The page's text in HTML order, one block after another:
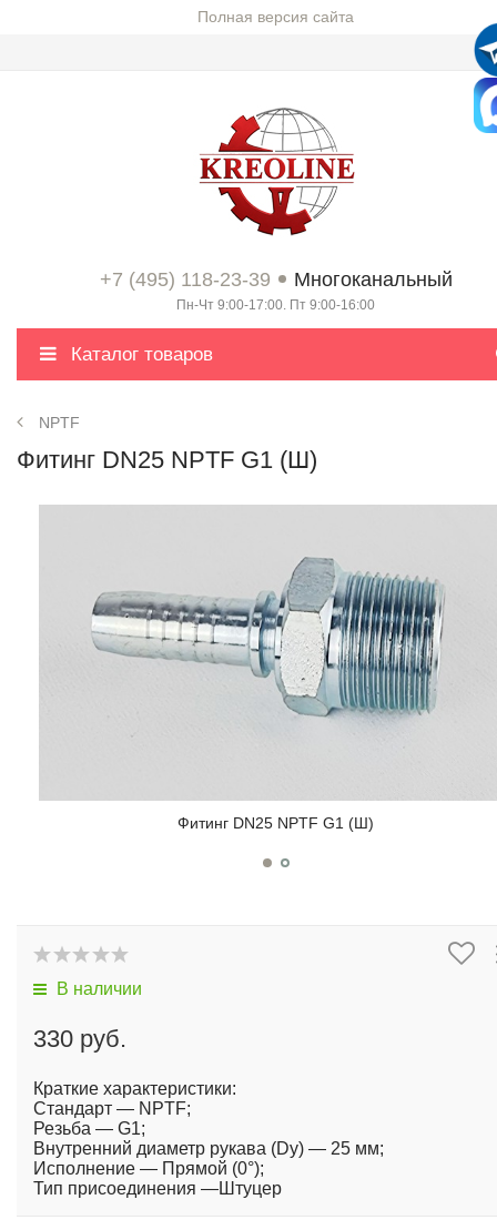
Полная версия сайта
+7 (495) 118-23-39 Многоканальный
Пн-Чт 9:00-17:00. Пт 9:00-16:00
Каталог товаров
NPTF
Фитинг DN25 NPTF G1 (Ш)
Фитинг DN25 NPTF G1 (Ш)
В наличии
330 руб.
Краткие характеристики:
Стандарт — NPTF;
Резьба — G1;
Внутренний диаметр рукава (Dy) — 25 мм;
Исполнение — Прямой (0°);
Тип присоединения —Штуцер